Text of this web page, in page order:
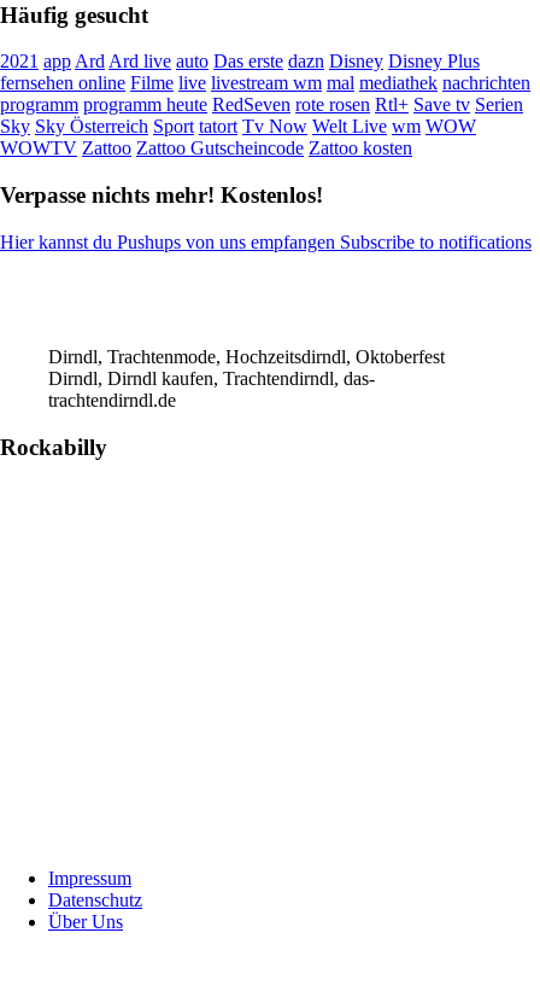
Häufig gesucht
2021 appArdArd live auto Das erste dazn Disney Disney Plus
fernsehen online Filme live livestream wm mal mediathek nachrichten
programm programm heute RedSeven rote rosen Rtl+ Save tv Serien
Sky Sky Österreich Sport tatort Tv Now Welt Live wm WOW
WOWTV Zattoo Zattoo Gutscheincode Zattoo kosten
Verpasse nichts mehr! Kostenlos!
Hier kannst du Pushups von uns empfangen Subscribe to notifications
Dirndl, Trachtenmode, Hochzeitsdirndl, Oktoberfest
Dirndl, Dirndl kaufen, Trachtendirndl, das-
trachtendirndl.de
Rockabilly
FooterImpressum
Datenschutz
Über Uns